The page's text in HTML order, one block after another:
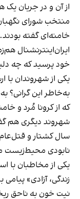
از آن و در جریان یک
منتخب شورای
خامنه‌ای گفته بودند.
ایران‌اینترنشنال
خود پرسید که چه
یکی از شهروندان
به‌خاطر این گرانی؟
که از کرونا مُرد و
سال کشتار و
نابودی محیط‌زیست
یکی از مخاطبان با
زندگی، آزادی» پیامی
نیت خون به ناحق